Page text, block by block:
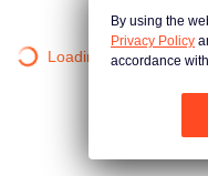
Loading…
By using the
Privacy Policy
accordance